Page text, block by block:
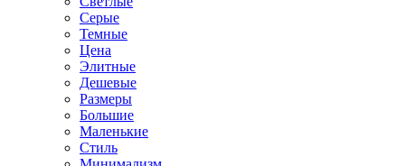
Серые
Темные
Цена
Элитные
Дешевые
Размеры
Большие
Маленькие
Стиль